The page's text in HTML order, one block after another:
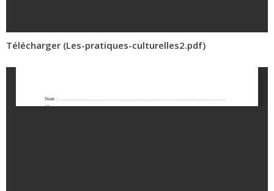
Télécharger (Les-pratiques-culturelles2.pdf)